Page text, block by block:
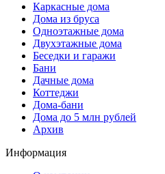
Каркасные дома
Дома из бруса
Одноэтажные дома
Двухэтажные дома
Беседки и гаражи
Бани
Дачные дома
Коттеджи
Дома-бани
Дома до 5 млн рублей
Архив
Информация